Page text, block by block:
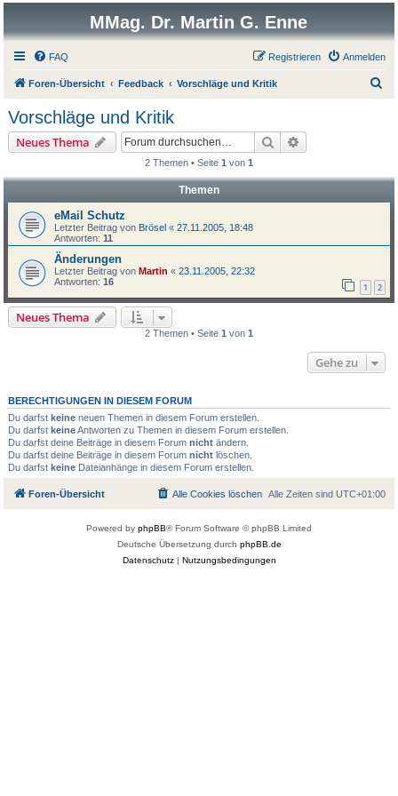
MMag. Dr. Martin G. Enne
FAQ Anmelden
Registrieren
Foren-Übersicht Feedback Vorschläge und Kritik
Vorschläge und Kritik
Neues Thema Suche
2 Themen • Seite 1 von 1
Themen
eMail Schutz
Letzter Beitrag von Brösel «27.11.2005, 18:48
Antworten:11
Änderungen
Letzter Beitrag vonMartin «23.11.2005, 22:32
Antworten:16 1 2
Neues Thema
2 Themen • Seite 1 von 1
Gehe zu
BERECHTIGUNGEN IN DIESEM FORUM
Du darfstkeine neuen Themen in diesem Forum erstellen.
Du darfstkeineAntworten zu Themen in diesem Forum erstellen.
Du darfst deine Beiträge in diesem Forumnicht ändern.
Du darfst deine Beiträge in diesem Forumnicht löschen.
Du darfstkeine Dateianhänge in diesem Forum erstellen.
Foren-Übersicht Alle Zeiten sind UTC+01:00
Alle Cookies löschen
Powered by phpBB® Forum Software © phpBB Limited
Deutsche Übersetzung durch phpBB.de
Datenschutz| Nutzungsbedingungen